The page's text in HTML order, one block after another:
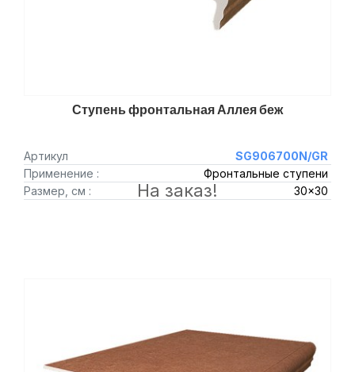
Ступень фронтальная Аллея беж
Артикул
SG906700N/GR
Применение :
Фронтальные ступени
Размер, см :
30x30
На заказ!